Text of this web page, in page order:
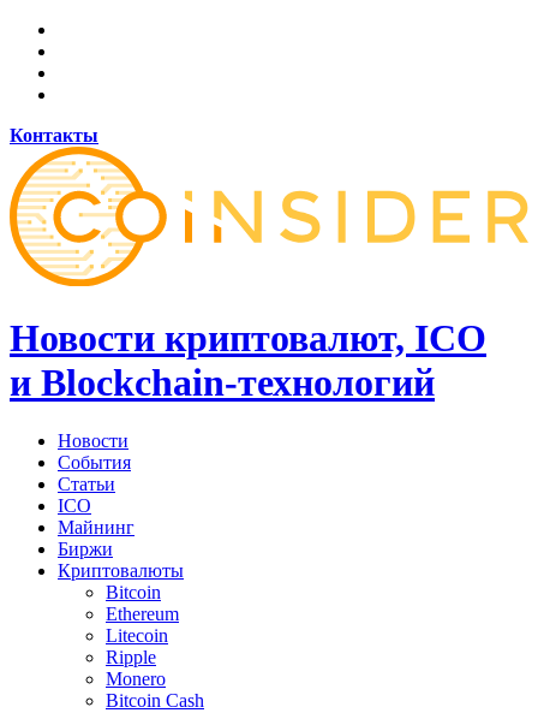
Контакты
Новости криптовалют, ICO
и Blockchain-технологий
Новости
События
Статьи
ICO
Майнинг
Биржи
Криптовалюты
Bitcoin
Ethereum
Litecoin
Ripple
Monero
Bitcoin Cash